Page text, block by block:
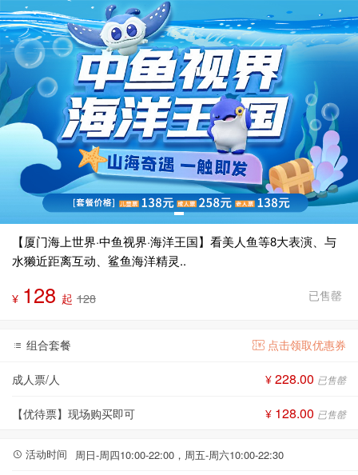
【厦门海上世界·中鱼视界·海洋王国】看美人鱼等8大表演、与
水獭近距离互动、鲨鱼海洋精灵..
¥ 128 起 128 已售罄
组合套餐 点击领取优惠券
成人票/人 ¥ 228.00 已售罄
【优待票】现场购买即可 ¥ 128.00 已售罄
活动时间 周日-周四10:00-22:00，周五-周六10:00-22:30